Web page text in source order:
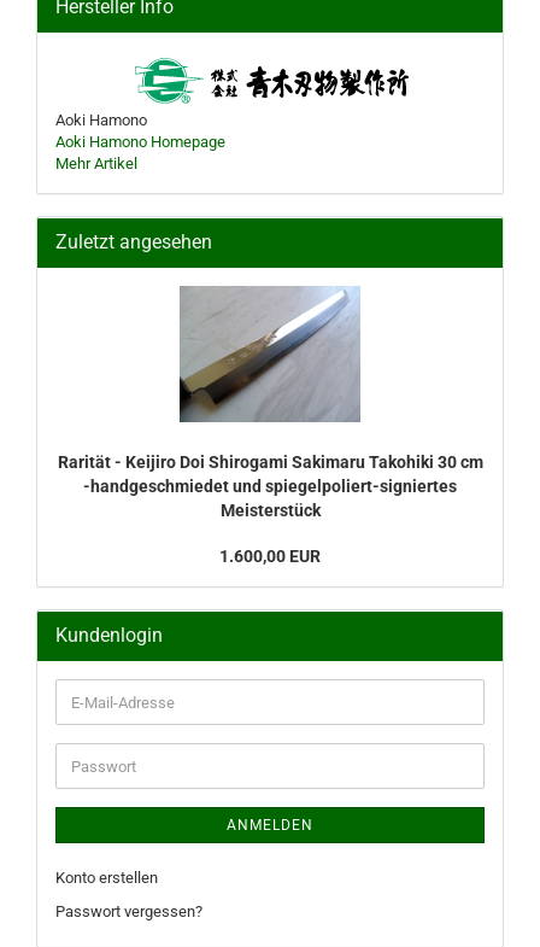
Hersteller Info
Aoki Hamono
Aoki Hamono Homepage
Mehr Artikel
Zuletzt angesehen
Rarität - Keijiro Doi Shirogami Sakimaru Takohiki 30 cm
-handgeschmiedet und spiegelpoliert-signiertes
Meisterstück
1.600,00 EUR
Kundenlogin
E-
Mail-
Adresse
Passwort
ANMELDEN
Konto erstellen
Passwort vergessen?